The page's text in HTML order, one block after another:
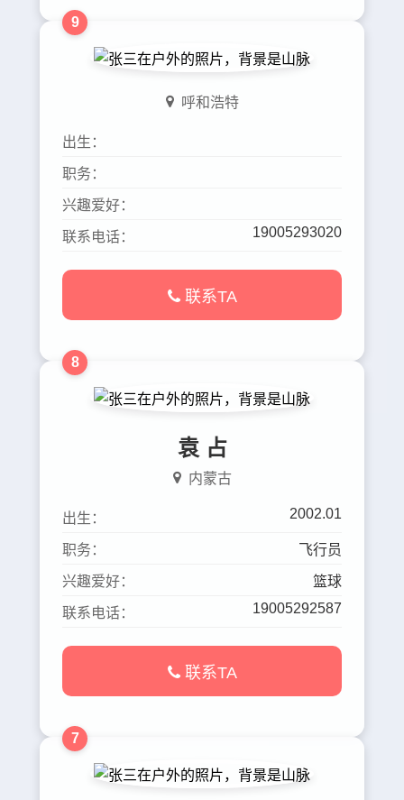
9
呼和浩特
出生：
职务：
兴趣爱好：
联系电话： 19005293020
联系TA
8
袁 占
内蒙古
出生： 2002.01
职务： 飞行员
兴趣爱好： 篮球
联系电话： 19005292587
联系TA
7